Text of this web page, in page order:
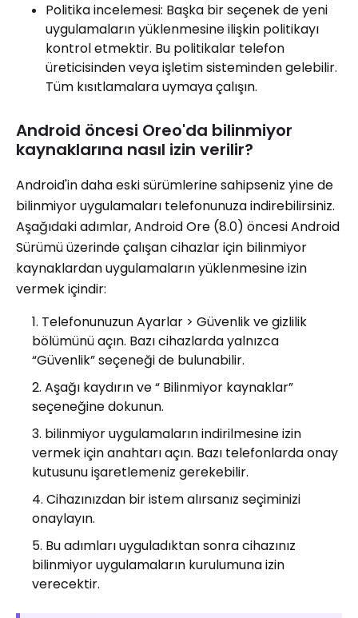
Politika incelemesi: Başka bir seçenek de yeni
uygulamaların yüklenmesine ilişkin politikayı
kontrol etmektir. Bu politikalar telefon
üreticisinden veya işletim sisteminden gelebilir.
Tüm kısıtlamalara uymaya çalışın.
Android öncesi Oreo'da bilinmiyor
kaynaklarına nasıl izin verilir?
Android'in daha eski sürümlerine sahipseniz yine de
bilinmiyor uygulamaları telefonunuza indirebilirsiniz.
Aşağıdaki adımlar, Android Ore (8.0) öncesi Android
Sürümü üzerinde çalışan cihazlar için bilinmiyor
kaynaklardan uygulamaların yüklenmesine izin
vermek içindir:
Telefonunuzun Ayarlar > Güvenlik ve gizlilik
bölümünü açın. Bazı cihazlarda yalnızca
“Güvenlik” seçeneği de bulunabilir.
Aşağı kaydırın ve “ Bilinmiyor kaynaklar”
seçeneğine dokunun.
bilinmiyor uygulamaların indirilmesine izin
vermek için anahtarı açın. Bazı telefonlarda onay
kutusunu işaretlemeniz gerekebilir.
Cihazınızdan bir istem alırsanız seçiminizi
onaylayın.
Bu adımları uyguladıktan sonra cihazınız
bilinmiyor uygulamaların kurulumuna izin
verecektir.